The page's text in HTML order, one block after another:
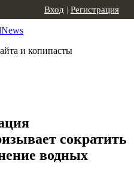
и копипасты
Вход | Регистрация
сократить
водных